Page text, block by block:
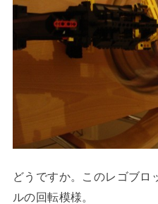
どうですか。このレゴブロ
ルの回転模様。